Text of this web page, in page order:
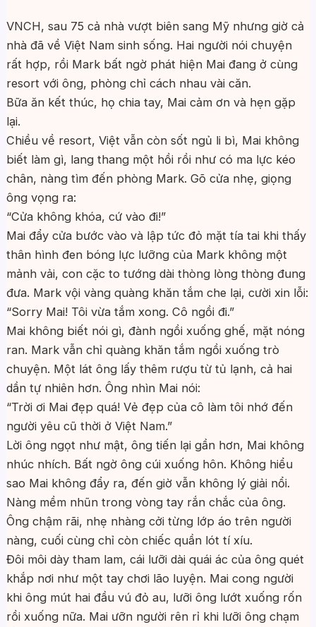
VNCH, sau 75 cả nhà vượt biên sang Mỹ nhưng giờ cả
nhà đã về Việt Nam sinh sống. Hai người nói chuyện
rất hợp, rồi Mark bất ngờ phát hiện Mai đang ở cùng
resort với ông, phòng chỉ cách nhau vài căn.
Bữa ăn kết thúc, họ chia tay, Mai cảm ơn và hẹn gặp
lại.
Chiều về resort, Việt vẫn còn sốt ngủ li bì, Mai không
biết làm gì, lang thang một hồi rồi như có ma lực kéo
chân, nàng tìm đến phòng Mark. Gõ cửa nhẹ, giọng
ông vọng ra:
“Cửa không khóa, cứ vào đi!”
Mai đẩy cửa bước vào và lập tức đỏ mặt tía tai khi thấy
thân hình đen bóng lực lưỡng của Mark không một
mảnh vải, con cặc to tướng dài thòng lòng thòng đung
đưa. Mark vội vàng quàng khăn tắm che lại, cười xin lỗi:
“Sorry Mai! Tôi vừa tắm xong. Cô ngồi đi.”
Mai không biết nói gì, đành ngồi xuống ghế, mặt nóng
ran. Mark vẫn chỉ quàng khăn tắm ngồi xuống trò
chuyện. Một lát ông lấy thêm rượu từ tủ lạnh, cả hai
dần tự nhiên hơn. Ông nhìn Mai nói:
“Trời ơi Mai đẹp quá! Vẻ đẹp của cô làm tôi nhớ đến
người yêu cũ thời ở Việt Nam.”
Lời ông ngọt như mật, ông tiến lại gần hơn, Mai không
nhúc nhích. Bất ngờ ông cúi xuống hôn. Không hiểu
sao Mai không đẩy ra, đến giờ vẫn không lý giải nổi.
Nàng mềm nhũn trong vòng tay rắn chắc của ông.
Ông chậm rãi, nhẹ nhàng cởi từng lớp áo trên người
nàng, cuối cùng chỉ còn chiếc quần lót tí xíu.
Đôi môi dày tham lam, cái lưỡi dài quái ác của ông quét
khắp nơi như một tay chơi lão luyện. Mai cong người
khi ông mút hai đầu vú đỏ au, lưỡi ông lướt xuống rốn
rồi xuống nữa. Mai ưỡn người rên rỉ khi lưỡi ông chạm